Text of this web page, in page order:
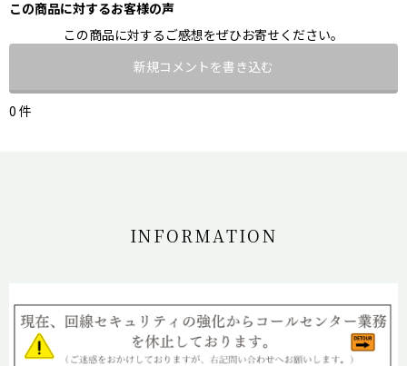
この商品に対するお客様の声
この商品に対するご感想をぜひお寄せください。
新規コメントを書き込む
0 件
INFORMATION